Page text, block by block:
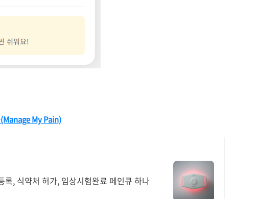
My Pain)
, 식약처 허가, 임상시험완료 페인큐 하나